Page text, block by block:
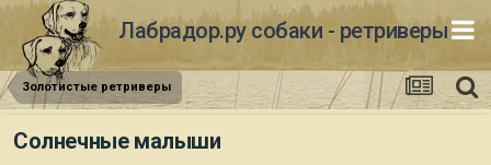
Лабрадор.ру собаки - ретриверы
Золотистые ретриверы
Солнечные малыши